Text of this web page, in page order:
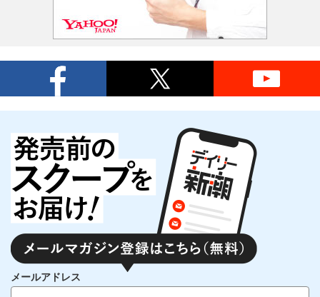
メールアドレス